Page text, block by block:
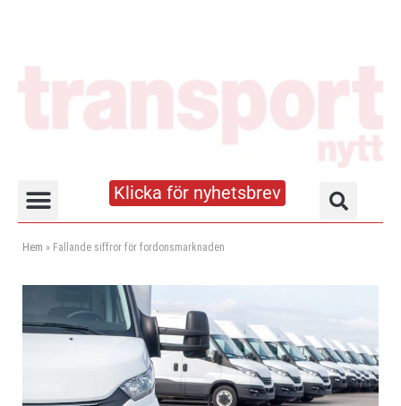
Klicka för nyhetsbrev
Hem » Fallande siffror för fordonsmarknaden